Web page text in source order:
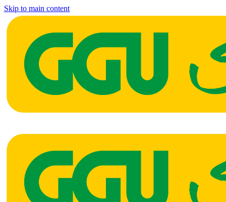
Skip to main content